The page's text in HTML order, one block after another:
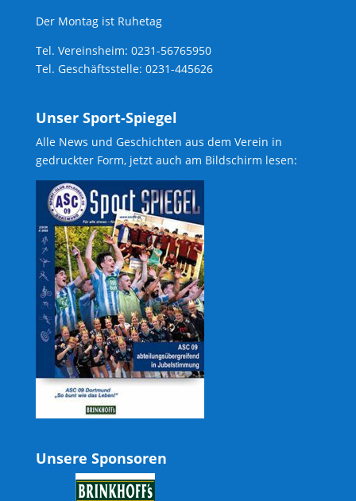
Der Montag ist Ruhetag
Tel. Vereinsheim: 0231-56765950
Tel. Geschäftsstelle: 0231-445626
Unser Sport-Spiegel
Alle News und Geschichten aus dem Verein in
gedruckter Form, jetzt auch am Bildschirm lesen:
Unsere Sponsoren